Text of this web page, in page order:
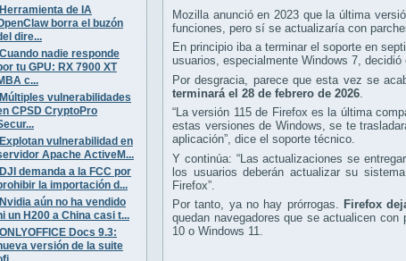
Herramienta de IA
borra el buzón
dire...
Cuando nadie responde
tu GPU: RX 7900 XT
c...
Múltiples vulnerabilidades
CPSD CryptoPro
Explotan vulnerabilidad en
Apache ActiveM...
DJI demanda a la FCC por
la importación d...
Nvidia aún no ha vendido
un H200 a China casi t...
ONLYOFFICE Docs 9.3:
versión de la suite
Mozilla anunció en 2023 que la última
funciones, pero sí se actualizaría con
En principio iba a terminar el soporte en
usuarios, especialmente Windows 7,
Por desgracia, parece que esta vez se
terminará el 28 de febrero de 2026
“La versión 115 de Firefox es la última
estas versiones de Windows, se te
aplicación”, dice el soporte técnico.
Y continúa: “Las actualizaciones se
los usuarios deberán actualizar su
Firefox”.
Por tanto, ya no hay prórrogas. Firefox
quedan navegadores que se actualicen
10 o Windows 11.